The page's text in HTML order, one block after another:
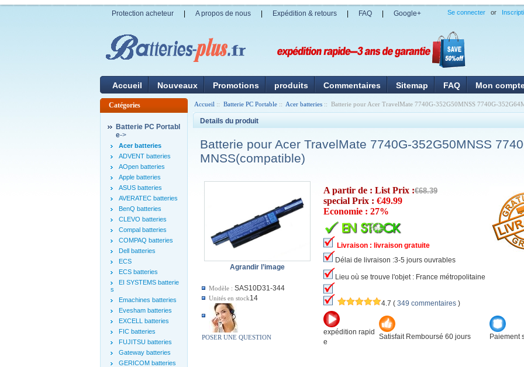
Protection acheteur A propos de nous Expédition & retours FAQ Google+ Se connecter or
Accueil Nouveaux Promotions produits Commentaires Sitemap FAQ Mon
Catégories
Batterie PC Portabl
e->
Acer batteries
ADVENT batteries
AOpen batteries
Apple batteries
ASUS batteries
AVERATEC batteries
BenQ batteries
CLEVO batteries
Compal batteries
COMPAQ batteries
Dell batteries
ECS
ECS batteries
EI SYSTEMS batterie
s
Emachines batteries
Evesham batteries
EXCELL batteries
FIC batteries
FUJITSU batteries
Gateway batteries
GERICOM batteries
Accueil :: Batterie PC Portable :: Acer batteries :: Batterie pour Acer TravelMate 7740G-352G50MNSS 7740G-
Details du produit
Batterie pour Acer TravelMate 7740G-352G50MNSS
MNSS(compatible)
Agrandir l’image
Modèle : SAS10D31-344
Unités en stock14
POSER UNE QUESTION
A partir de : List Prix :€68.39
special Prix : €49.99
Economie : 27%
Livraison : livraison gratuite
Délai de livraison :3-5 jours ouvrables
Lieu où se trouve l'objet : France métropolitaine
4.7 ( 349 commentaires )
expédition rapid
e
Satisfait Remboursé 60 jours Paiement